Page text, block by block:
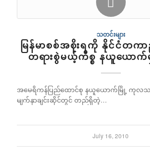
သတင်းများ
မြန်မာစစ်အစိုးရကို နိုင်ငံတက
တရားစွဲမယ့်ကိစ္စ နယူယောက်မှ
အမေရိကန်ပြည်ထောင်စု နယူယောက်မြို့ ကုလသမ
မျက်နှာချင်းဆိုင်တွင် တည်ရှိတဲ့…
July 16, 2010